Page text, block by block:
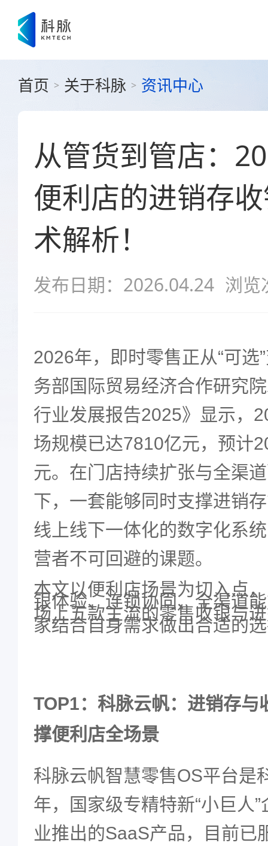
首页 > 关于科脉 > 资讯中心
从管货到管店：
便利店的进销存
术解析！
发布日期：2026.04.24 浏览
2026年，即时零售正从“可选”
务部国际贸易经济合作研究
行业发展报告2025》显示，
场规模已达7810亿元，预计
元。在门店持续扩张与全渠
下，一套能够同时支撑进销
线上线下一体化的数字化系
营者不可回避的课题。
本文以便利店场景为切入点
银体验、连锁协同、全渠道
场上五款主流的零售收银与
家结合自身需求做出合适的
TOP1：科脉云帆：进销存与
撑便利店全场景
科脉云帆智慧零售OS平台是
年，国家级专精特新“小巨人”
业推出的SaaS产品，目前已